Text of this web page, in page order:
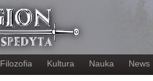
Filozofia Kultura Nauka News